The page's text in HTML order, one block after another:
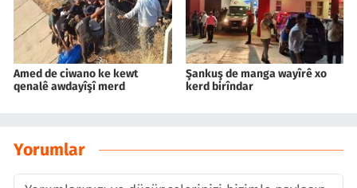
Amed de ciwano ke kewt
qenalê awdayîşî merd
Şankuş de manga wayîrê xo
kerd birîndar
Yorumlar